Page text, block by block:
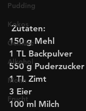
Pudding
Kokos
Gemüse
Alkohol
Mohn
Frucht
Zutaten:
150 g Mehl
1 TL Backpulver
550 g Puderzucker
1 TL Zimt
3 Eier
100 ml Milch